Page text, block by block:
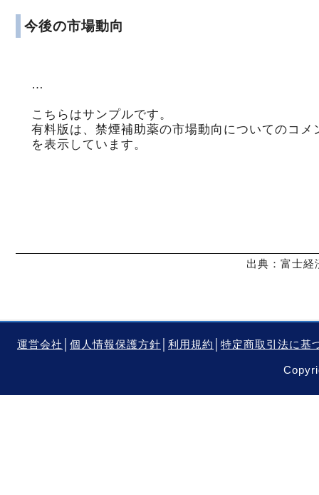
今後の市場動向
…
こちらはサンプルです。
有料版は、禁煙補助薬の市場動向についてのコメ
を表示しています。
出典：富士経
運営会社 個人情報保護方針 利用規約 特定商取引法に基